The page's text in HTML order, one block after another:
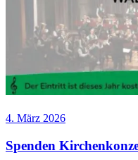
Veröffentlicht
4. März 2026
Spenden